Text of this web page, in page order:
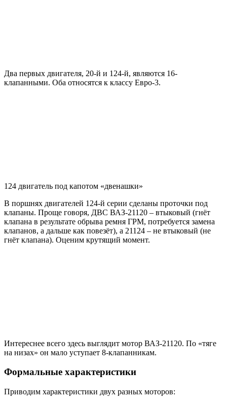
Два первых двигателя, 20-й и 124-й, являются 16-
клапанными. Оба относятся к классу Евро-3.
124 двигатель под капотом «двенашки»
В поршнях двигателей 124-й серии сделаны проточки под
клапаны. Проще говоря, ДВС ВАЗ-21120 – втыковый (гнёт
клапана в результате обрыва ремня ГРМ, потребуется замена
клапанов, а дальше как повезёт), а 21124 – не втыковый (не
гнёт клапана). Оценим крутящий момент.
Интереснее всего здесь выглядит мотор ВАЗ-21120. По «тяге
на низах» он мало уступает 8-клапанникам.
Формальные характеристики
Приводим характеристики двух разных моторов: